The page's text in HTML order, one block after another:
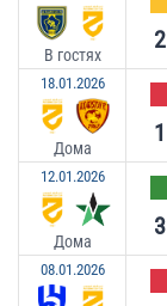
В гостях
18.01.2026
Дома
12.01.2026
Дома
08.01.2026